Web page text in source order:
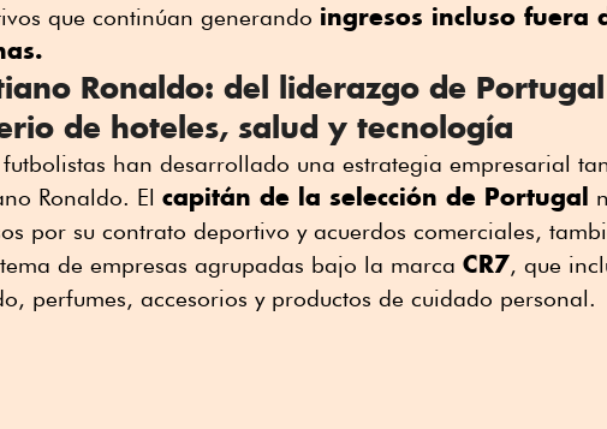
que continúan generando ingresos incluso fuera
Ronaldo: del liderazgo de
de hoteles, salud y tecnología
futbolistas han desarrollado una estrategia empresarial
Ronaldo. El capitán de la selección de Portugal
por su contrato deportivo y acuerdos comerciales,
de empresas agrupadas bajo la marca CR7, que
perfumes, accesorios y productos de cuidado personal.